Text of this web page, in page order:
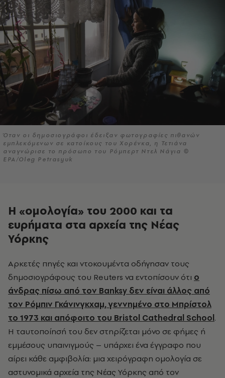
Όταν οι δημοσιογράφοι έδειξαν φωτογραφίες πιθανών
εμπλεκόμενων σε κατοίκους του Χορένκα, η Τετιάνα
αναγνώρισε το πρόσωπο του Ρόμπερτ Ντελ Νάγια ©
EPA/Oleg Petrasyuk
Η «ομολογία» του 2000 και τα
ευρήματα στα αρχεία της Νέας
Υόρκης
Αρκετές πηγές και ντοκουμέντα οδήγησαν τους
δημοσιογράφους του Reuters να εντοπίσουν ότι ο
άνδρας πίσω από τον Banksy δεν είναι άλλος από
τον Ρόμπιν Γκάνινγκχαμ, γεννημένο στο Μπρίστολ
το 1973 και απόφοιτο του Bristol Cathedral School.
Η ταυτοποίησή του δεν στηρίζεται μόνο σε φήμες ή
εμμέσους υπαινιγμούς – υπάρχει ένα έγγραφο που
αίρει κάθε αμφιβολία: μια χειρόγραφη ομολογία σε
αστυνομικά αρχεία της Νέας Υόρκης από τον